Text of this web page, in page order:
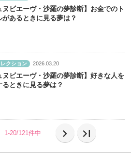
ヌビエーヴ・沙羅の夢診断】お金でのト
があるときに見る夢は？
クション 2026.03.20
ヌビエーヴ・沙羅の夢診断】好きな人を
るときに見る夢は？
1-20/121件中 chevron_right last_page